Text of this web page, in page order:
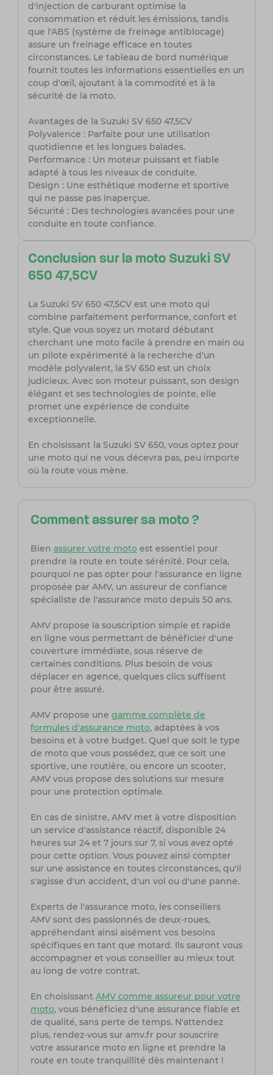
d'injection de carburant optimise la
consommation et réduit les émissions, tandis
que l'ABS (système de freinage antiblocage)
assure un freinage efficace en toutes
circonstances. Le tableau de bord numérique
fournit toutes les informations essentielles en un
coup d'œil, ajoutant à la commodité et à la
sécurité de la moto.
Avantages de la Suzuki SV 650 47,5CV
Polyvalence : Parfaite pour une utilisation
quotidienne et les longues balades.
Performance : Un moteur puissant et fiable
adapté à tous les niveaux de conduite.
Design : Une esthétique moderne et sportive
qui ne passe pas inaperçue.
Sécurité : Des technologies avancées pour une
conduite en toute confiance.
Conclusion sur la moto Suzuki SV
650 47,5CV
La Suzuki SV 650 47,5CV est une moto qui
combine parfaitement performance, confort et
style. Que vous soyez un motard débutant
cherchant une moto facile à prendre en main ou
un pilote expérimenté à la recherche d'un
modèle polyvalent, la SV 650 est un choix
judicieux. Avec son moteur puissant, son design
élégant et ses technologies de pointe, elle
promet une expérience de conduite
exceptionnelle.
En choisissant la Suzuki SV 650, vous optez pour
une moto qui ne vous décevra pas, peu importe
où la route vous mène.
Comment assurer sa moto ?
Bien assurer votre motoest essentiel pour
prendre la route en toute sérénité. Pour cela,
pourquoi ne pas opter pour l'assurance en ligne
proposée par AMV, un assureur de confiance
spécialiste de l'assurance moto depuis 50 ans.
AMV propose la souscription simple et rapide
en ligne vous permettant de bénéficier d'une
couverture immédiate, sous réserve de
certaines conditions. Plus besoin de vous
déplacer en agence, quelques clics suffisent
pour être assuré.
AMV propose une gamme complète de
formules d'assurance moto, adaptées à vos
besoins et à votre budget. Quel que soit le type
de moto que vous possédez, que ce soit une
sportive, une routière, ou encore un scooter,
AMV vous propose des solutions sur mesure
pour une protection optimale.
En cas de sinistre, AMV met à votre disposition
un service d'assistance réactif, disponible 24
heures sur 24 et 7 jours sur 7, si vous avez opté
pour cette option. Vous pouvez ainsi compter
sur une assistance en toutes circonstances, qu'il
s'agisse d'un accident, d'un vol ou d'une panne.
Experts de l'assurance moto, les conseillers
AMV sont des passionnés de deux-roues,
appréhendant ainsi aisément vos besoins
spécifiques en tant que motard. Ils sauront vous
accompagner et vous conseiller au mieux tout
au long de votre contrat.
En choisissant AMV comme assureur pour votre
moto, vous bénéficiez d'une assurance fiable et
de qualité, sans perte de temps. N'attendez
plus, rendez-vous sur amv.fr pour souscrire
votre assurance moto en ligne et prendre la
route en toute tranquillité dès maintenant !